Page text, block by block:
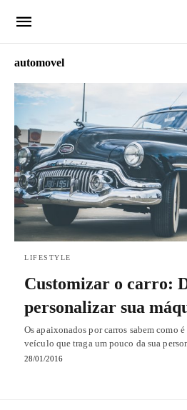
automovel
LIFESTYLE
Customizar o carro:
personalizar sua
Os apaixonados por carros sabem como
veículo que traga um pouco da sua
28/01/2016